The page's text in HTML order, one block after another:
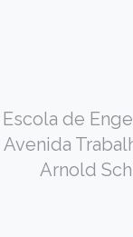
Escola de
Avenida
Arnold